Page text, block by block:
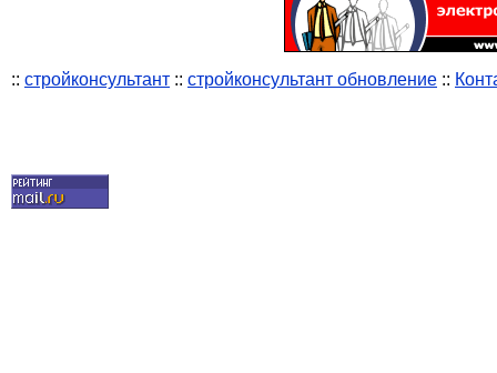
:: стройконсультант :: стройконсультант обновление ::